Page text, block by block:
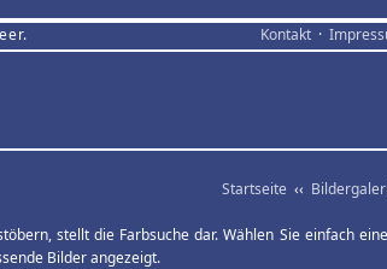
Kontakt ·
Startseite ‹‹
stellt die Farbsuche dar. Wählen Sie einfach
Bilder angezeigt.